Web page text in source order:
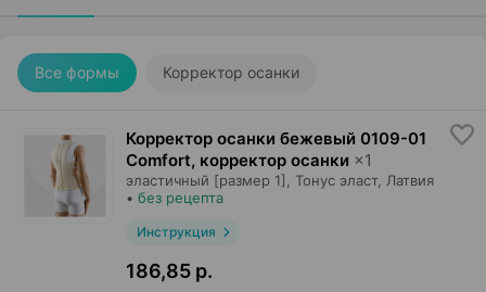
Все формы Корректор осанки
Корректор осанки бежевый 0109-01
Comfort, корректор осанки ×1
эластичный [размер 1], Тонус эласт, Латвия
• без рецепта
Инструкция
186,85 р.